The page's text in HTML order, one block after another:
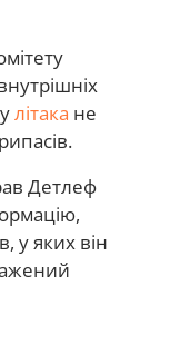
літака не
Детлеф
у яких він